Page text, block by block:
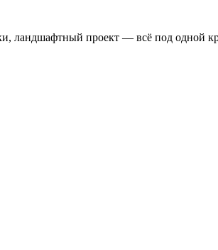
ландшафтный проект — всё под одной